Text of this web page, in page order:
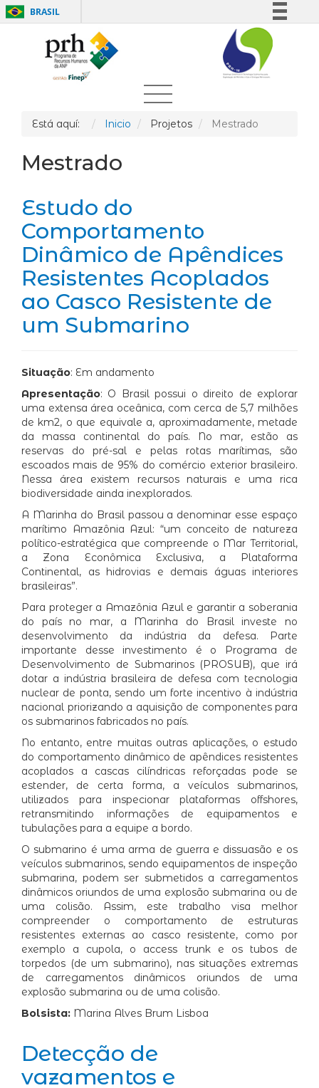
BRASIL
Simplifique!
Comunica BR
Participe
Legislação
Está aquí: Inicio Projetos Mestrado
Mestrado
Estudo do
Comportamento
Dinâmico de Apêndices
Resistentes Acoplados
ao Casco Resistente de
um Submarino
Situação: Em andamento
Apresentação: O Brasil possui o direito de explorar
uma extensa área oceânica, com cerca de 5,7 milhões
de km2, o que equivale a, aproximadamente, metade
da massa continental do país. No mar, estão as
reservas do pré-sal e pelas rotas marítimas, são
escoados mais de 95% do comércio exterior brasileiro.
Nessa área existem recursos naturais e uma rica
biodiversidade ainda inexplorados.
A Marinha do Brasil passou a denominar esse espaço
marítimo Amazônia Azul: “um conceito de natureza
político-estratégica que compreende o Mar Territorial,
a Zona Econômica Exclusiva, a Plataforma
Continental, as hidrovias e demais águas interiores
brasileiras”.
Para proteger a Amazônia Azul e garantir a soberania
do país no mar, a Marinha do Brasil investe no
desenvolvimento da indústria da defesa. Parte
importante desse investimento é o Programa de
Desenvolvimento de Submarinos (PROSUB), que irá
dotar a indústria brasileira de defesa com tecnologia
nuclear de ponta, sendo um forte incentivo à indústria
nacional priorizando a aquisição de componentes para
os submarinos fabricados no país.
No entanto, entre muitas outras aplicações, o estudo
do comportamento dinâmico de apêndices resistentes
acoplados a cascas cilíndricas reforçadas pode se
estender, de certa forma, a veículos submarinos,
utilizados para inspecionar plataformas offshores,
retransmitindo informações de equipamentos e
tubulações para a equipe a bordo.
O submarino é uma arma de guerra e dissuasão e os
veículos submarinos, sendo equipamentos de inspeção
submarina, podem ser submetidos a carregamentos
dinâmicos oriundos de uma explosão submarina ou de
uma colisão. Assim, este trabalho visa melhor
compreender o comportamento de estruturas
resistentes externas ao casco resistente, como por
exemplo a cupola, o access trunk e os tubos de
torpedos (de um submarino), nas situações extremas
de carregamentos dinâmicos oriundos de uma
explosão submarina ou de uma colisão.
Bolsista: Marina Alves Brum Lisboa
Detecção de
vazamentos e